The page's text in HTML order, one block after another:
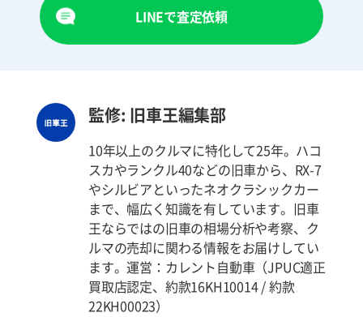
LINEで査定依頼
監修: 旧車王編集部
10年以上のクルマに特化して25年。ハコ
スカやランクル40などの旧車から、RX-7
やシルビアといったネオクラシックカー
まで、幅広く知識を有しています。旧車
王ならではの旧車の相場分析や考察、ク
ルマの売却に関わる情報をお届けしてい
ます。運営：カレント自動車（JPUC適正
買取店認定、約款16KH10014 / 約款
22KH00023）